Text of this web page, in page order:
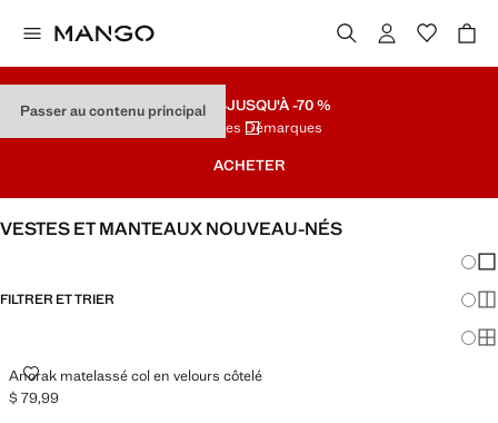
Passer au contenu principal
SOLDESJUSQU'À -70 %
Dernières Démarques
ACHETER
VESTES ET MANTEAUX NOUVEAU-NÉS
FILTRER ET TRIER
Anorak matelassé col en velours côtelé
ANORAK MATELASSÉ COL EN VELOURS CÔTELÉ
Prix actuel [$ 79,99 ]
$ 79,99